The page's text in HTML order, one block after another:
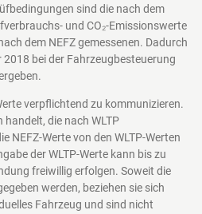
sind die nach dem
und CO₂-Emissionswerte
dem NEFZ gemessenen. Dadurch
2018 bei der Fahrzeugbesteuerung
verpflichtend zu kommunizieren.
die nach WLTP
NEFZ-Werte von den WLTP-Werten
der WLTP-Werte kann bis zu
freiwillig erfolgen. Soweit die
werden, beziehen sie sich
Fahrzeug und sind nicht